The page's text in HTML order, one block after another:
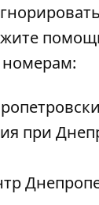
при